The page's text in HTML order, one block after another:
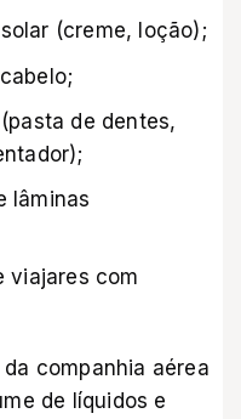
(creme, loção);
de dentes,
lâminas
viajares com
companhia aérea
de líquidos e